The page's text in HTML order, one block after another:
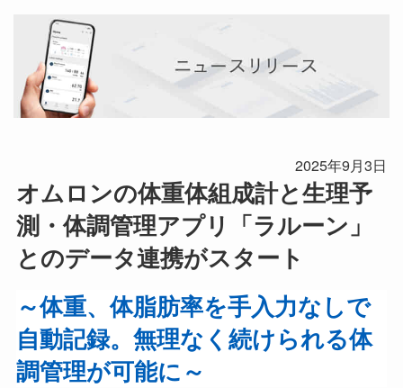
2025年9月3日
オムロンの体重体組成計と生理予
測・体調管理アプリ「ラルーン」
とのデータ連携がスタート
～体重、体脂肪率を手入力なしで
自動記録。無理なく続けられる体
調管理が可能に～